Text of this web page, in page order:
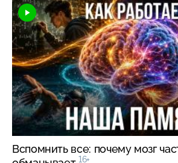
Вспомнить все: почему мозг
16+